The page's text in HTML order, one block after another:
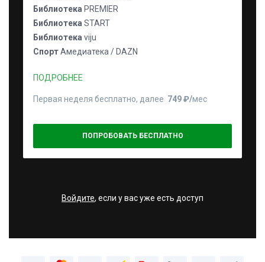
Библиотека PREMIER
Библиотека START
Библиотека viju
СпортАмедиатека / DAZN
ПОДРОБНЕЕ
Первая неделя бесплатно, далее 749 ₽⁠/⁠мес
ПОПРОБОВАТЬ БЕСПЛАТНО
Войдите, если у вас уже есть доступ